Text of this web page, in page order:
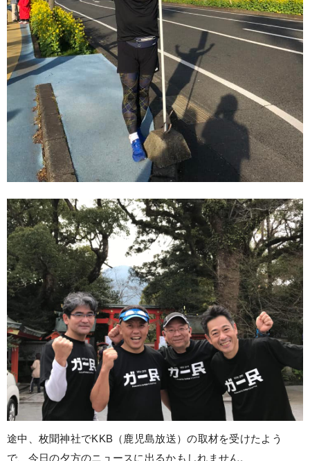
途中、枚聞神社でKKB（鹿児島放送）の取材を受けたよう
で、今日の夕方のニュースに出るかもしれません。